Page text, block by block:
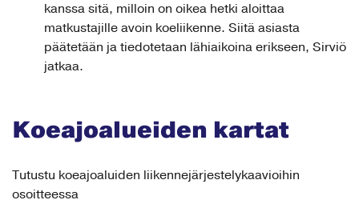
kanssa sitä, milloin on oikea hetki aloittaa
matkustajille avoin koeliikenne. Siitä asiasta
päätetään ja tiedotetaan lähiaikoina erikseen, Sirviö
jatkaa.
Koeajoalueiden kartat
Tutustu koeajoaluiden liikennejärjestelykaavioihin
osoitteessa